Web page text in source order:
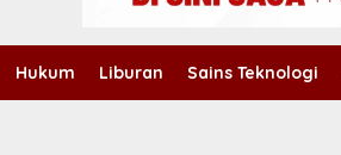
Hukum Liburan Sains Teknologi